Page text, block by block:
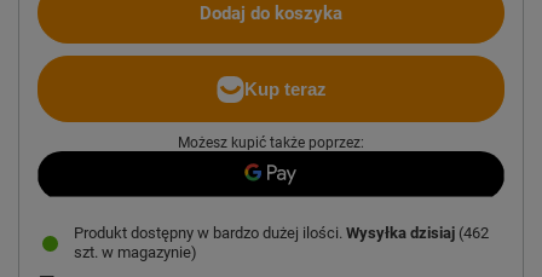
Dodaj do koszyka
Możesz kupić także poprzez:
Produkt dostępny w bardzo dużej ilości Wysyłka dzisiaj (462
szt. w magazynie)